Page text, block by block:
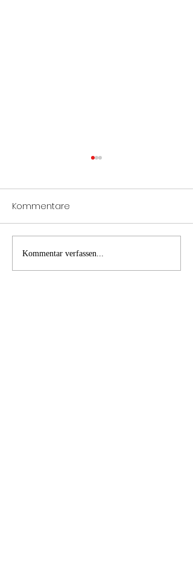
PKW Brand A1
Kommentare
Kommentar verfassen...